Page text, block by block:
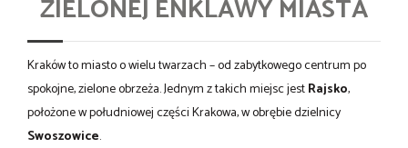
ZIELONEJ ENKLAWY MIASTA
Kraków to miasto o wielu twarzach – od zabytkowego centrum po
spokojne, zielone obrzeża. Jednym z takich miejsc jestRajsko,
położone w południowej części Krakowa, w obrębie dzielnicy
Swoszowice.